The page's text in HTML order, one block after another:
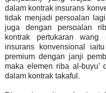
dalam kontrak insurans
tidak menjadi persoalan
juga dengan persoalan
kontrak pertukaran wang
insurans konvensional
premium dengan janji
maka elemen riba al-buyu’
dalam kontrak takaful.